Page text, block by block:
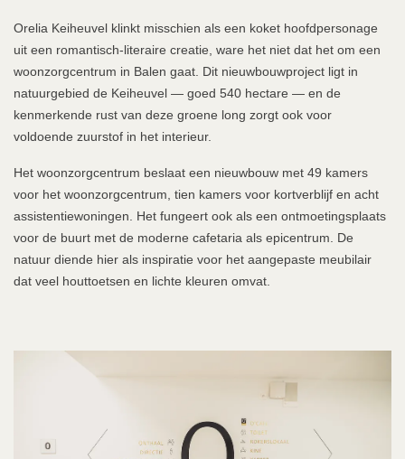
Orelia Keiheuvel klinkt misschien als een koket hoofdpersonage
uit een romantisch-literaire creatie, ware het niet dat het om een
woonzorgcentrum in Balen gaat. Dit nieuwbouwproject ligt in
natuurgebied de Keiheuvel — goed 540 hectare — en de
kenmerkende rust van deze groene long zorgt ook voor
voldoende zuurstof in het interieur.
Het woonzorgcentrum beslaat een nieuwbouw met 49 kamers
voor het woonzorgcentrum, tien kamers voor kortverblijf en acht
assistentiewoningen. Het fungeert ook als een ontmoetingsplaats
voor de buurt met de moderne cafetaria als epicentrum. De
natuur diende hier als inspiratie voor het aangepaste meubilair
dat veel houttoetsen en lichte kleuren omvat.